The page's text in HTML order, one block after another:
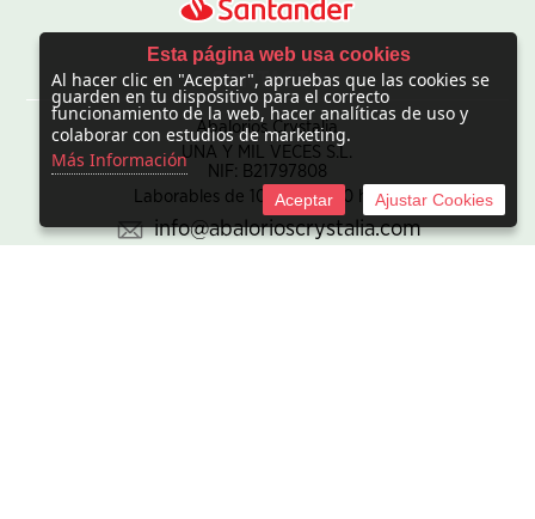
CONTACTO
Abalorios Crystalia
UNA Y MIL VECES S.L.
NIF: B21797808
Laborables de 10:00 - 20:00 horas
info@abalorioscrystalia.com
Esta página web usa cookies
Al hacer clic en "Aceptar", apruebas que las cookies se
guarden en tu dispositivo para el correcto
funcionamiento de la web, hacer analíticas de uso y
colaborar con estudios de marketing.
Más Información
Aceptar Ajustar Cookies